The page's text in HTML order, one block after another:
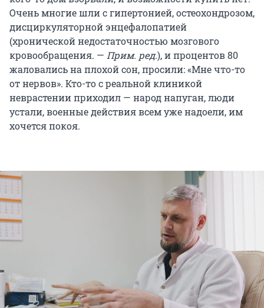
Очень многие шли с гипертонией, остеохондрозом,
дисциркуляторной энцефалопатией
(хронической недостаточностью мозгового
кровообращения. — Прим. ред.), и процентов 80
жаловались на плохой сон, просили: «Мне что-то
от нервов». Кто-то с реальной клиникой
неврастении приходил — народ напуган, люди
устали, военные действия всем уже надоели, им
хочется покоя.